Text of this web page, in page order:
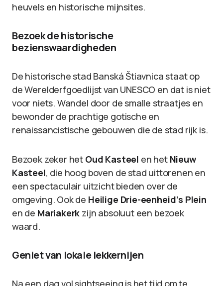
heuvels en historische mijnsites.
Bezoek de historische
bezienswaardigheden
De historische stad Banská Štiavnica staat op
de Werelderfgoedlijst van UNESCO en dat is niet
voor niets. Wandel door de smalle straatjes en
bewonder de prachtige gotische en
renaissancistische gebouwen die de stad rijk is.
Bezoek zeker het Oud Kasteel en het Nieuw
Kasteel, die hoog boven de stad uittorenen en
een spectaculair uitzicht bieden over de
omgeving. Ook de Heilige Drie-eenheid’s Plein
en de Mariakerk zijn absoluut een bezoek
waard.
Geniet van lokale lekkernijen
Na een dag vol sightseeing is het tijd om te